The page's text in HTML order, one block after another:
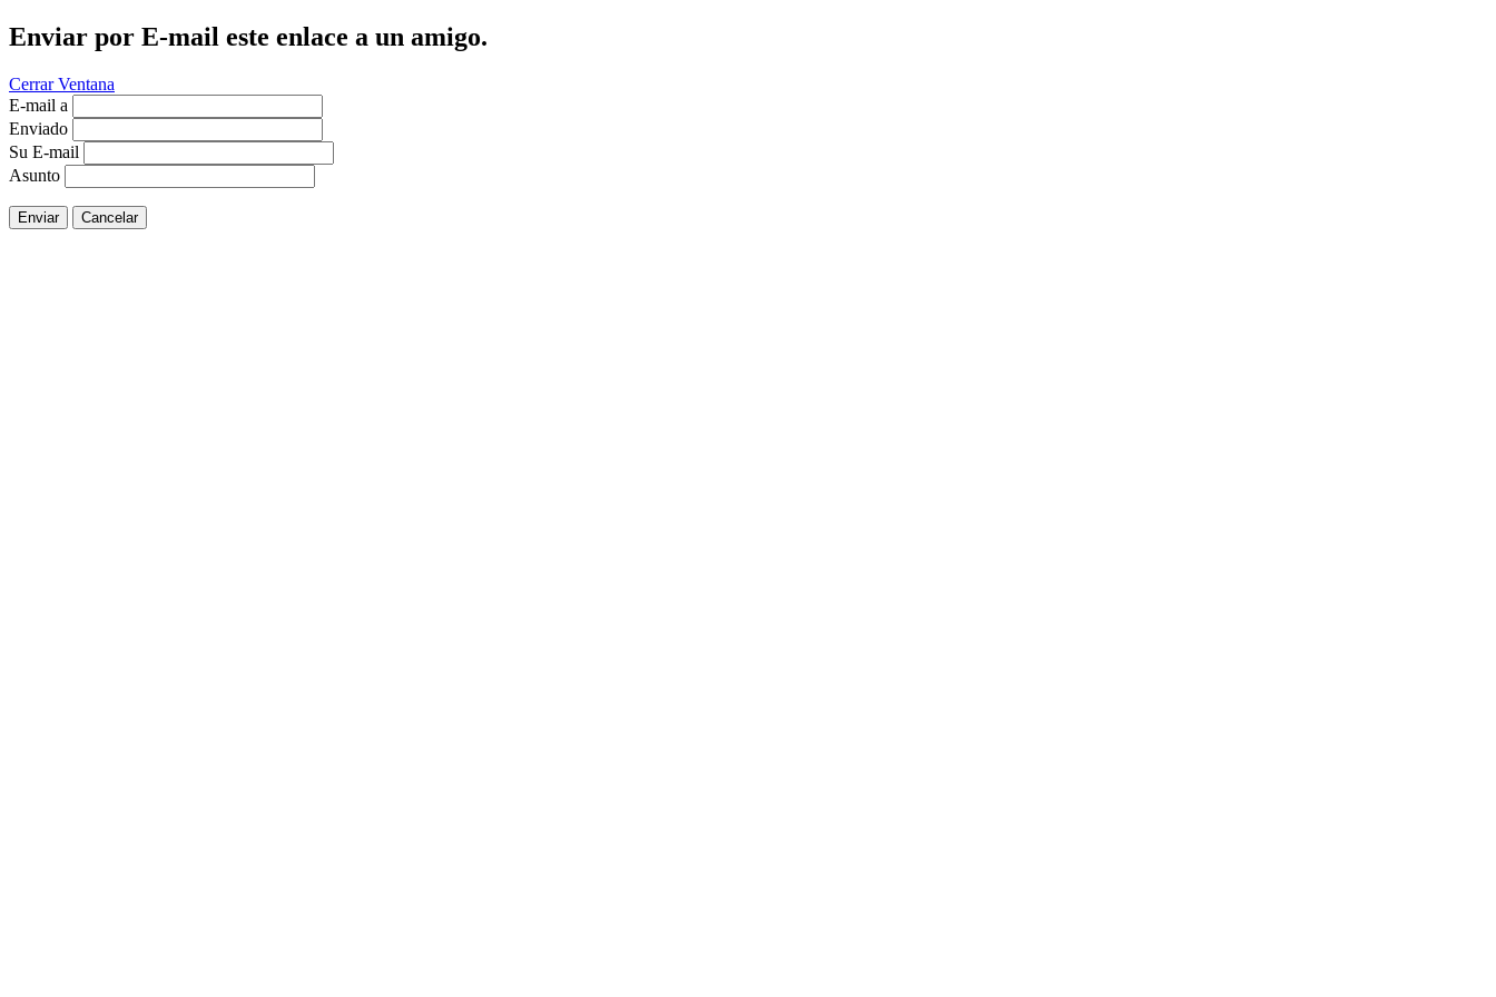
Enviar por E-mail este enlace a un amigo.
Cerrar Ventana
E-mail a
Enviado
Su E-mail
Asunto
Enviar Cancelar